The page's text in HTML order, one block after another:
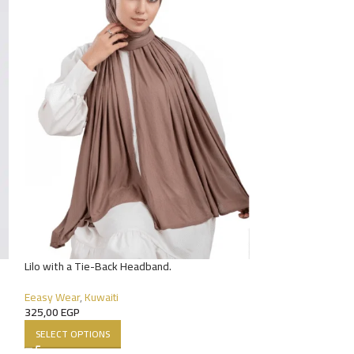
Lilo with a Tie-Back Headband.
Eeasy Wear,Kuwaiti
325,00EGP
SELECT OPTIONS